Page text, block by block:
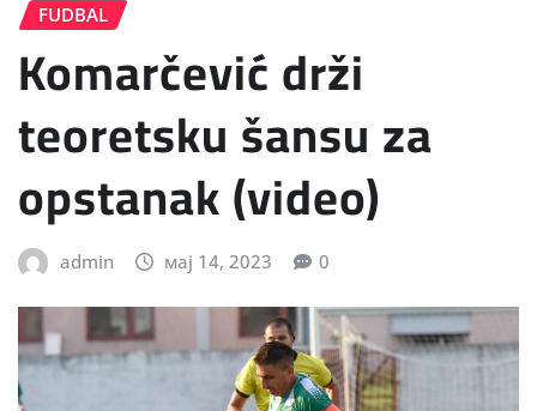
FUDBAL
Komarčević drži
teoretsku šansu za
opstanak (video)
admin мај 14, 2023 0